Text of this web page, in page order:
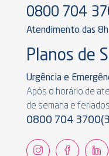
0800 704
Atendimento das 8h
Planos de
Urgência e
Após o horário de
de semana e feriados
0800 704 3700